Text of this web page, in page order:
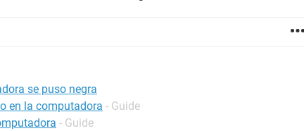
se puso negra
en la computadora - Guide
- Guide